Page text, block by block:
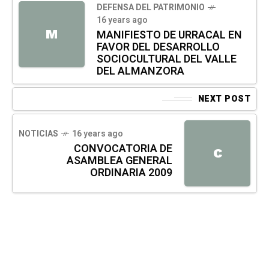
M
DEFENSA DEL PATRIMONIO
16 years ago
MANIFIESTO DE URRACAL EN
FAVOR DEL DESARROLLO
SOCIOCULTURAL DEL VALLE
DEL ALMANZORA
NEXT POST
C
NOTICIAS 16 years ago
CONVOCATORIA DE
ASAMBLEA GENERAL
ORDINARIA 2009